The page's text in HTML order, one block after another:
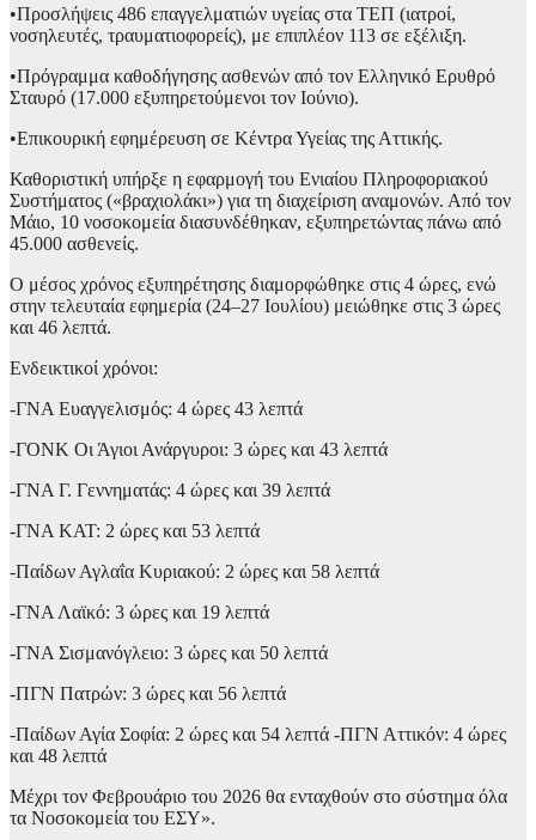
•Προσλήψεις 486 επαγγελματιών υγείας στα ΤΕΠ (ιατροί,
νοσηλευτές, τραυματιοφορείς), με επιπλέον 113 σε εξέλιξη.
•Πρόγραμμα καθοδήγησης ασθενών από τον Ελληνικό Ερυθρό
Σταυρό (17.000 εξυπηρετούμενοι τον Ιούνιο).
•Επικουρική εφημέρευση σε Κέντρα Υγείας της Αττικής.
Καθοριστική υπήρξε η εφαρμογή του Ενιαίου Πληροφοριακού
Συστήματος («βραχιολάκι») για τη διαχείριση αναμονών. Από τον
Μάιο, 10 νοσοκομεία διασυνδέθηκαν, εξυπηρετώντας πάνω από
45.000 ασθενείς.
Ο μέσος χρόνος εξυπηρέτησης διαμορφώθηκε στις 4 ώρες, ενώ
στην τελευταία εφημερία (24–27 Ιουλίου) μειώθηκε στις 3 ώρες
και 46 λεπτά.
Ενδεικτικοί χρόνοι:
-ΓΝΑ Ευαγγελισμός: 4 ώρες 43 λεπτά
-ΓΟΝΚ Οι Άγιοι Ανάργυροι: 3 ώρες και 43 λεπτά
-ΓΝΑ Γ. Γεννηματάς: 4 ώρες και 39 λεπτά
-ΓΝΑ ΚΑΤ: 2 ώρες και 53 λεπτά
-Παίδων Αγλαΐα Κυριακού: 2 ώρες και 58 λεπτά
-ΓΝΑ Λαϊκό: 3 ώρες και 19 λεπτά
-ΓΝΑ Σισμανόγλειο: 3 ώρες και 50 λεπτά
-ΠΓΝ Πατρών: 3 ώρες και 56 λεπτά
-Παίδων Αγία Σοφία: 2 ώρες και 54 λεπτά -ΠΓΝ Αττικόν: 4 ώρες
και 48 λεπτά
Μέχρι τον Φεβρουάριο του 2026 θα ενταχθούν στο σύστημα όλα
τα Νοσοκομεία του ΕΣΥ».